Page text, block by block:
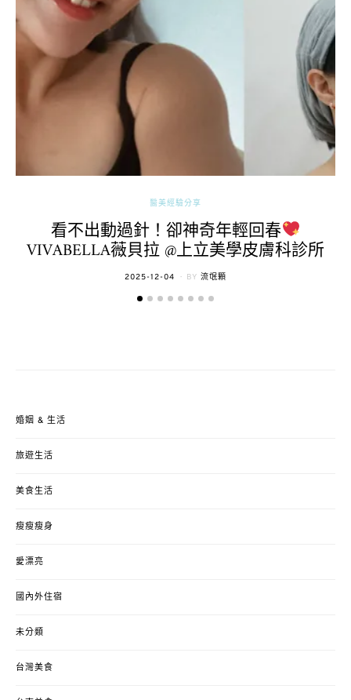
醫美經驗分享
看不出動過針！卻神奇年輕回春
VIVABELLA薇貝拉 @上立美學皮膚科診所
POSTED
2025-12-04 BY 流氓顆
婚姻 & 生活
旅遊生活
美食生活
瘦瘦瘦身
愛漂亮
國內外住宿
未分類
台灣美食